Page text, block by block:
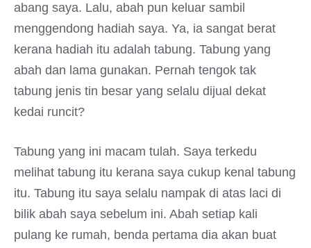
abang saya. Lalu, abah pun keluar sambil
menggendong hadiah saya. Ya, ia sangat berat
kerana hadiah itu adalah tabung. Tabung yang
abah dan lama gunakan. Pernah tengok tak
tabung jenis tin besar yang selalu dijual dekat
kedai runcit?
Tabung yang ini macam tulah. Saya terkedu
melihat tabung itu kerana saya cukup kenal tabung
itu. Tabung itu saya selalu nampak di atas laci di
bilik abah saya sebelum ini. Abah setiap kali
pulang ke rumah, benda pertama dia akan buat